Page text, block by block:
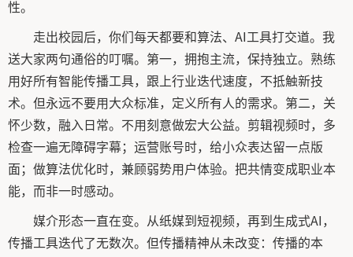
性。
走出校园后，你们每天都要和算法、AI工具打交道。我
送大家两句通俗的叮嘱。第一，拥抱主流，保持独立。熟练
用好所有智能传播工具，跟上行业迭代速度，不抵触新技
术。但永远不要用大众标准，定义所有人的需求。第二，关
怀少数，融入日常。不用刻意做宏大公益。剪辑视频时，多
检查一遍无障碍字幕；运营账号时，给小众表达留一点版
面；做算法优化时，兼顾弱势用户体验。把共情变成职业本
能，而非一时感动。
媒介形态一直在变。从纸媒到短视频，再到生成式AI，
传播工具迭代了无数次。但传播精神从未改变：传播的本